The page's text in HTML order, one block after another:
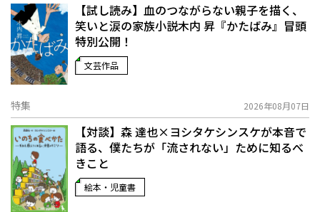
【試し読み】血のつながらない親子を描く、
笑いと涙の家族小説――木内 昇『かたばみ』冒頭
特別公開！
文芸作品
特集 2026年08月07日
【対談】森 達也×ヨシタケシンスケが本音で
語る、僕たちが「流されない」ために知るべ
きこと
絵本・児童書